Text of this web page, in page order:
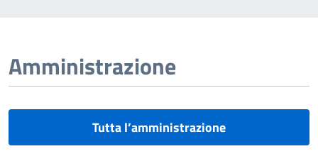
Amministrazione
Tutta l’amministrazione